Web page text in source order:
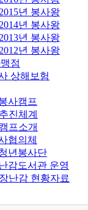
년 봉사왕
년 봉사왕
년 봉사왕
년 봉사왕
점
상해보험
사캠프
진체계
프소개
협의체
년봉사단
감도서관 운영
난감 현황자료